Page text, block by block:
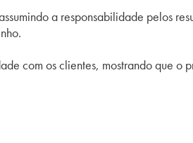
a responsabilidade pelos
com os clientes, mostrando que o